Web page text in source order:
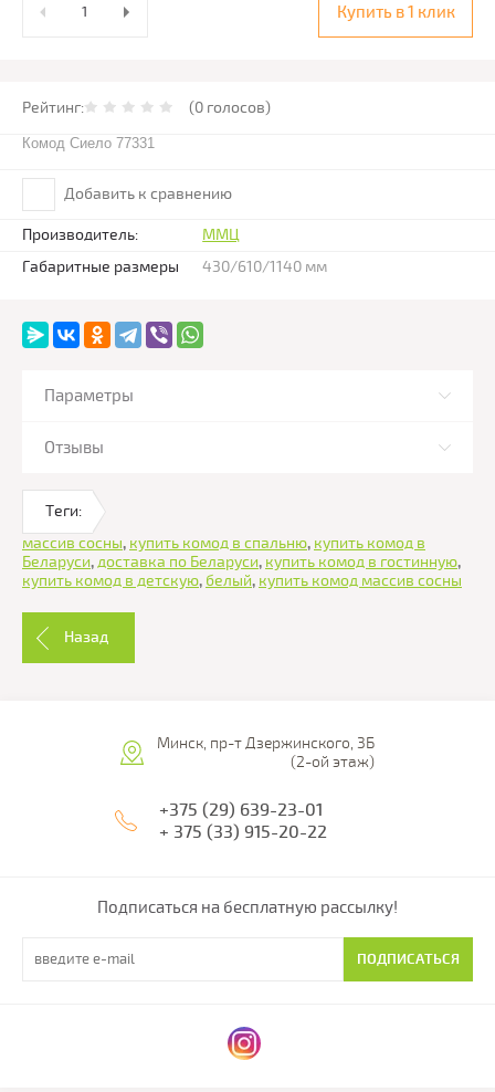
Купить в 1 клик
Рейтинг: (0 голосов)
Комод Сиело 77331
Добавить к сравнению
Производитель:
ММЦ
Габаритные размеры
430/610/1140 мм
Параметры
Отзывы
Теги:
массив сосны, купить комод в спальню, купить комод в
Беларуси,доставка по Беларуси, купить комод в гостинную,
купить комод в детскую, белый, купить комод массив сосны
Назад
Минск, пр-т Дзержинского, 3Б
(2-ой этаж)
+375 (29) 639-23-01
+ 375 (33) 915-20-22
Подписаться на бесплатную рассылку!
ПОДПИСАТЬСЯ